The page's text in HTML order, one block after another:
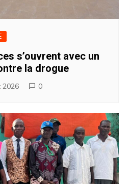
s’ouvrent avec un
la drogue
2026 0